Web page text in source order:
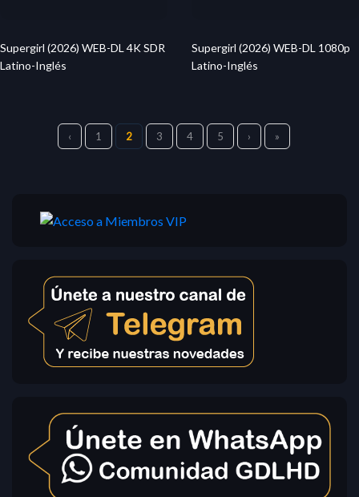
Supergirl (2026) WEB-DL 4K SDR
Latino-Inglés
Supergirl (2026) WEB-DL 1080p
Latino-Inglés
‹ 1 2 3 4 5 › »